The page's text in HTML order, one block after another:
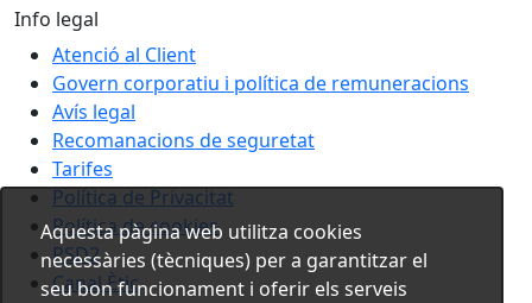
Info legal
Atenció al Client
Govern corporatiu i política de remuneracions
Avís legal
Recomanacions de seguretat
Tarifes
Política de Privacitat
Política de cookies
PSD2
Canal Ètic
Aquesta pàgina web utilitza cookies
necessàries (tècniques) per a garantitzar el
seu bon funcionament i oferir els serveis